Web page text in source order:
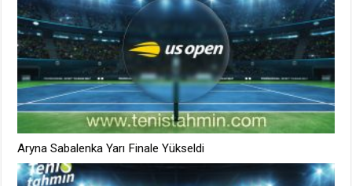
Aryna Sabalenka Yarı Finale Yükseldi